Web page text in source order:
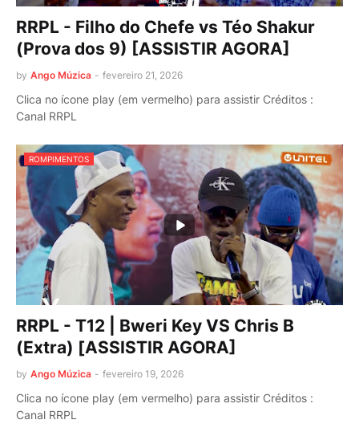
RRPL - Filho do Chefe vs Téo Shakur
(Prova dos 9) [ASSISTIR AGORA]
by Ango Múzica - fevereiro 21, 2026
Clica no ícone play (em vermelho) para assistir Créditos :
Canal RRPL
ROMPIMENTOS
RRPL - T12 | Bweri Key VS Chris B
(Extra) [ASSISTIR AGORA]
by Ango Múzica - fevereiro 19, 2026
Clica no ícone play (em vermelho) para assistir Créditos :
Canal RRPL